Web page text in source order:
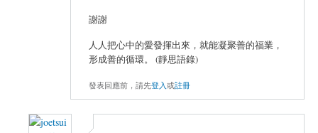
謝謝
人人把心中的愛發揮出來，就能凝聚善的福業，
形成善的循環。 (靜思語錄)
發表回應前，請先登入或註冊